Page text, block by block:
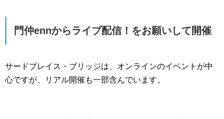
門仲ennからライブ配信！をお願いして開催
サードプレイス・ブリッジは、オンラインのイベントが中
心ですが、リアル開催も一部含んでいます。